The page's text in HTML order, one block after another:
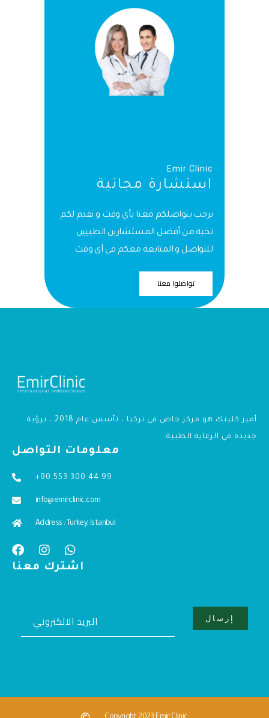
Emir Clinic
استشارة مجانية
نرحب بتواصلكم معنا بأي وقت و نقدم لكم
نخبة من أفضل المستشارين الطبيين
للتواصل و المتابعة معكم في أي وقت
تواصلوا معنا
أمير كلينك هو مركز خاص في تركيا ، تأسس عام 2018 ، برؤية
جديدة في الرعاية الطبية
معلومات التواصل
+90 553 300 44 99
info@emirclinic.com
Address : Turkey, Istanbul
اشترك معنا